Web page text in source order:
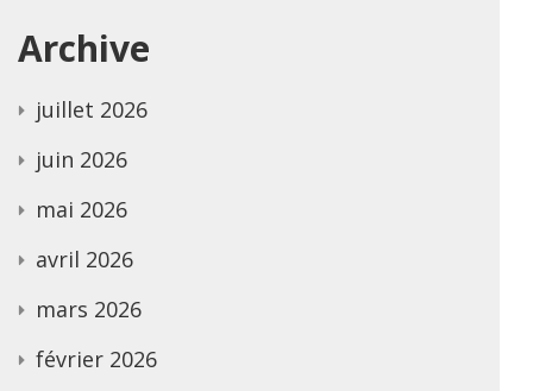
Archive
juillet 2026
juin 2026
mai 2026
avril 2026
mars 2026
février 2026